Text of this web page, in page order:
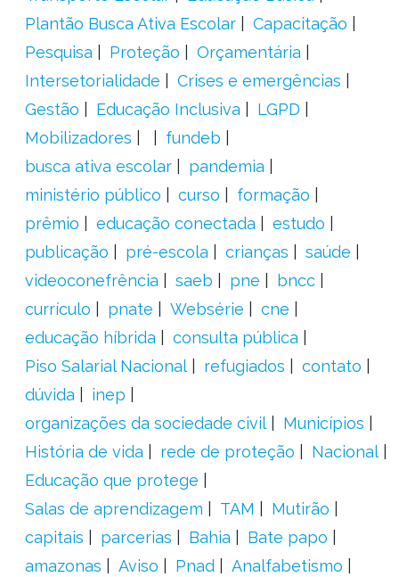
Plantão Busca Ativa Escolar
Capacitação
Pesquisa
Proteção
Orçamentária
Intersetorialidade
Crises e emergências
Gestão
Educação Inclusiva
LGPD
Mobilizadores
fundeb
busca ativa escolar
pandemia
ministério público
curso
formação
prêmio
educação conectada
estudo
publicação
pré-escola crianças
saúde
videoconefrência
saeb pne
bncc
currículo
pnate Websérie
cne
educação híbrida
consulta pública
Piso Salarial Nacional
refugiados
contato
dúvida
inep
organizações da sociedade civil
Municípios
História de vida
rede de proteção
Nacional
Educação que protege
Salas de aprendizagem
TAM
Mutirão
capitais
parcerias Bahia
Bate papo
amazonas
Aviso Pnad
Analfabetismo